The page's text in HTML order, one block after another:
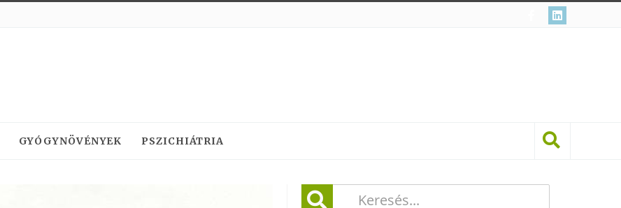
GYÓGYNÖVÉNYEK PSZICHIÁTRIA